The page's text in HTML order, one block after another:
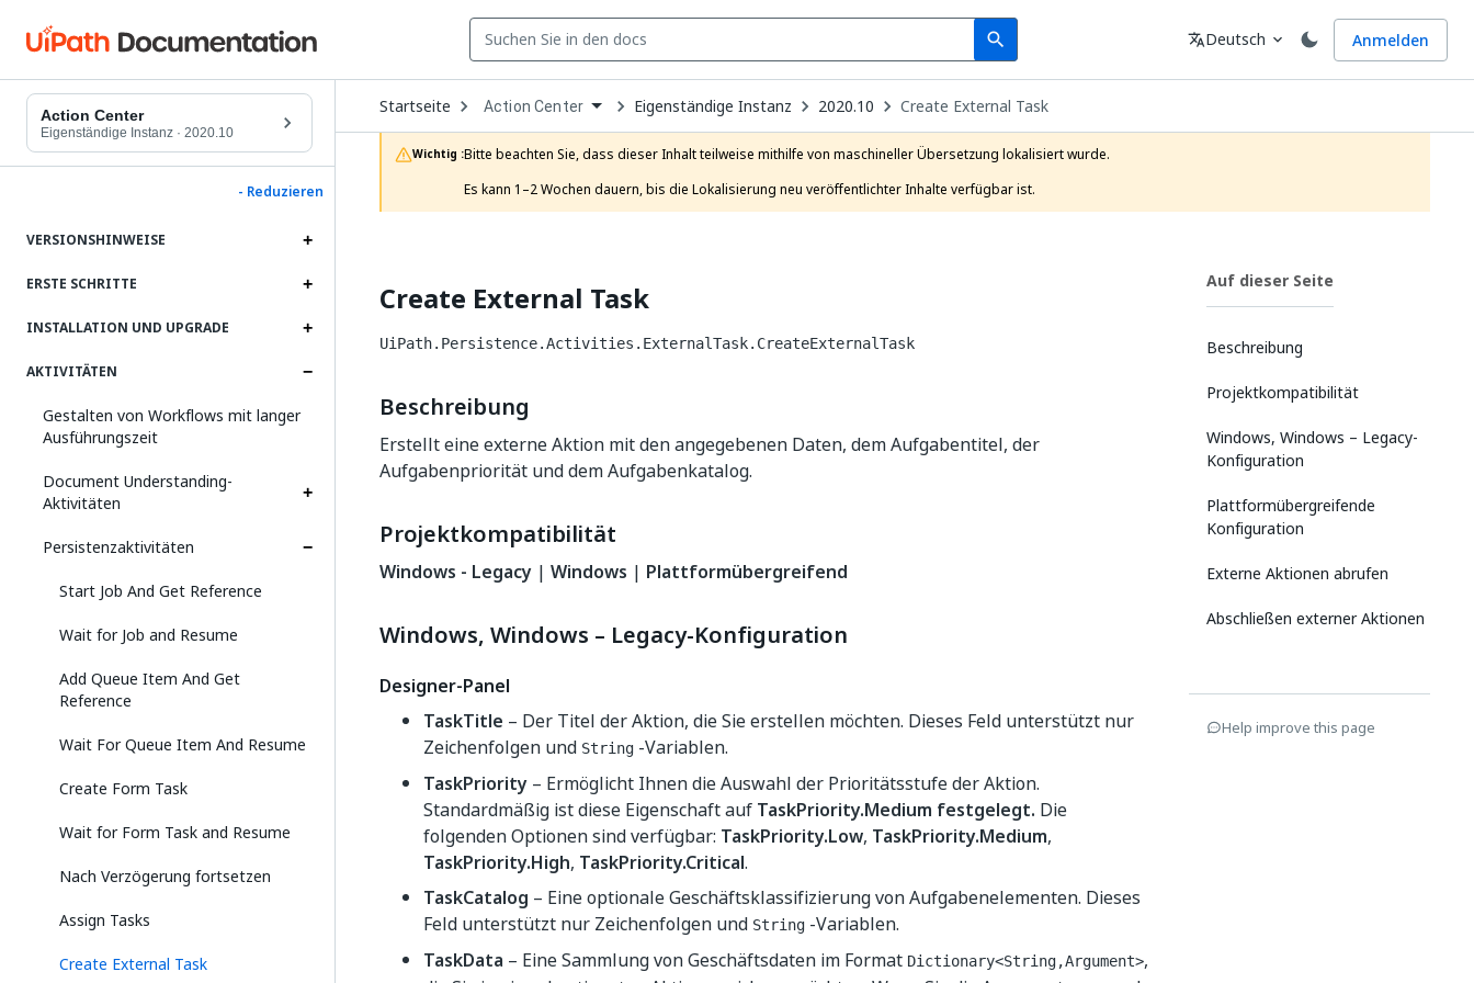
search
Search Sprache
translateDeutsch expand_more Anmelden
Action Center
Eigenständige Instanz · 2020.10
- Reduzieren
VERSIONSHINWEISE
ERSTE SCHRITTE
INSTALLATION UND UPGRADE
AKTIVITÄTEN
Gestalten von Workflows mit langer
Ausführungszeit
Document Understanding-
Aktivitäten
Persistenzaktivitäten
Start Job And Get Reference
Wait for Job and Resume
Add Queue Item And Get
Reference
Wait For Queue Item And Resume
Create Form Task
Wait for Form Task and Resume
Nach Verzögerung fortsetzen
Assign Tasks
Create External Task
Startseite Open
Dropdown
to
choose
product
Action Center Eigenständige Instanz 2020.10 Create External Task
Wichtig :Bitte beachten Sie, dass dieser Inhalt teilweise mithilfe von maschineller Übersetzung lokalisiert wurde.
Es kann 1–2 Wochen dauern, bis die Lokalisierung neu veröffentlichter Inhalte verfügbar ist.
Create External Task
UiPath.Persistence.Activities.ExternalTask.CreateExternalTask
Beschreibung
Erstellt eine externe Aktion mit den angegebenen Daten, dem Aufgabentitel, der
Aufgabenpriorität und dem Aufgabenkatalog.
Projektkompatibilität
Windows - Legacy | Windows | Plattformübergreifend
Windows, Windows – Legacy-Konfiguration
Designer-Panel
TaskTitle – Der Titel der Aktion, die Sie erstellen möchten. Dieses Feld unterstützt nur
Zeichenfolgen und String -Variablen.
TaskPriority – Ermöglicht Ihnen die Auswahl der Prioritätsstufe der Aktion.
Standardmäßig ist diese Eigenschaft auf TaskPriority.Medium festgelegt. Die
folgenden Optionen sind verfügbar: TaskPriority.Low, TaskPriority.Medium,
TaskPriority.High, TaskPriority.Critical.
TaskCatalog – Eine optionale Geschäftsklassifizierung von Aufgabenelementen. Dieses
Feld unterstützt nur Zeichenfolgen und String -Variablen.
TaskData – Eine Sammlung von Geschäftsdaten im Format Dictionary<String,Argument>,
Auf dieser Seite
Beschreibung
Projektkompatibilität
Windows, Windows – Legacy-
Konfiguration
Plattformübergreifende
Konfiguration
Externe Aktionen abrufen
Abschließen externer Aktionen
Help improve this page